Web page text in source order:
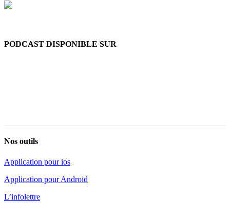
PODCAST DISPONIBLE SUR
Nos outils
Application pour ios
Application pour Android
L’infolettre